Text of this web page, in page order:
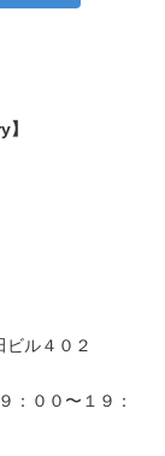
ル４０２
：００〜１９：